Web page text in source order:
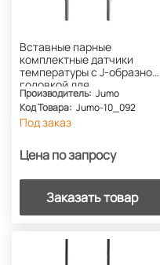
Вставные парные
комплектные датчики
температуры с J-образной
головкой для
теплосчетчиков (PL) JUMO
HEAT temp
Производитель: Jumo
Код Товара: Jumo-10_092
Под заказ
Цена по запросу
Заказать товар